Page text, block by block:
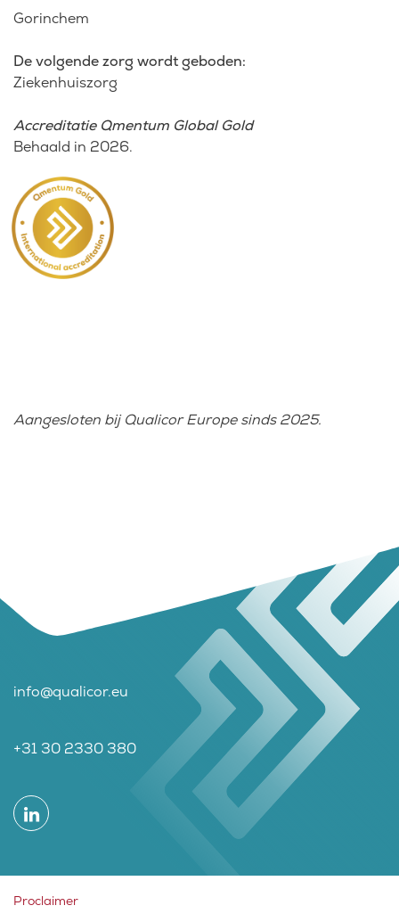
Gorinchem
De volgende zorg wordt geboden:
Ziekenhuiszorg
Accreditatie Qmentum Global Gold
Behaald in 2026.
Aangesloten bij Qualicor Europe sinds 2025.
info@qualicor.eu
+31 30 2330 380
Proclaimer